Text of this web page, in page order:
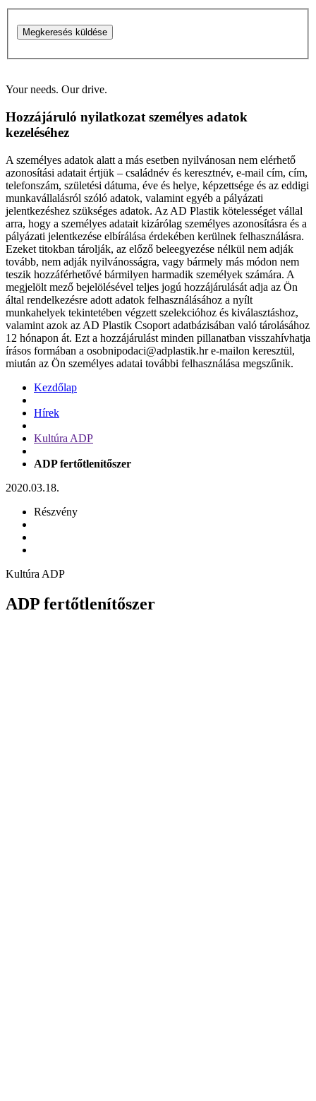
Megkeresés küldése
Your needs. Our drive.
Hozzájáruló nyilatkozat személyes adatok
kezeléséhez
A személyes adatok alatt a más esetben nyilvánosan nem elérhető
azonosítási adatait értjük – családnév és keresztnév, e-mail cím, cím,
telefonszám, születési dátuma, éve és helye, képzettsége és az eddigi
munkavállalásról szóló adatok, valamint egyéb a pályázati
jelentkezéshez szükséges adatok. Az AD Plastik kötelességet vállal
arra, hogy a személyes adatait kizárólag személyes azonosításra és a
pályázati jelentkezése elbírálása érdekében kerülnek felhasználásra.
Ezeket titokban tárolják, az előző beleegyezése nélkül nem adják
tovább, nem adják nyilvánosságra, vagy bármely más módon nem
teszik hozzáférhetővé bármilyen harmadik személyek számára. A
megjelölt mező bejelölésével teljes jogú hozzájárulását adja az Ön
által rendelkezésre adott adatok felhasználásához a nyílt
munkahelyek tekintetében végzett szelekcióhoz és kiválasztáshoz,
valamint azok az AD Plastik Csoport adatbázisában való tárolásához
12 hónapon át. Ezt a hozzájárulást minden pillanatban visszahívhatja
írásos formában a osobnipodaci@adplastik.hr e-mailon keresztül,
miután az Ön személyes adatai további felhasználása megszűnik.
Kezdőlap
Hírek
Kultúra ADP
ADP fertőtlenítőszer
2020.03.18.
Részvény
Kultúra ADP
ADP fertőtlenítőszer